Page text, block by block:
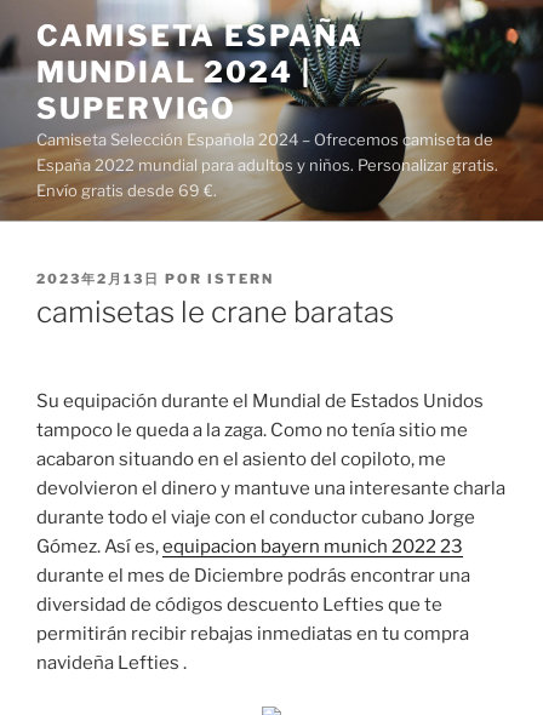
al
contenido
CAMISETA ESPAÑA
MUNDIAL 2024 |
SUPERVIGO
Camiseta Selección Española 2024 – Ofrecemos camiseta de
España 2022 mundial para adultos y niños. Personalizar gratis.
Envío gratis desde 69 €.
PUBLICADO
2023年2月13日 POR ISTERN
camisetas le crane baratas
Su equipación durante el Mundial de Estados Unidos
tampoco le queda a la zaga. Como no tenía sitio me
acabaron situando en el asiento del copiloto, me
devolvieron el dinero y mantuve una interesante charla
durante todo el viaje con el conductor cubano Jorge
Gómez. Así es,equipacion bayern munich 2022 23
durante el mes de Diciembre podrás encontrar una
diversidad de códigos descuento Lefties que te
permitirán recibir rebajas inmediatas en tu compra
navideña Lefties .